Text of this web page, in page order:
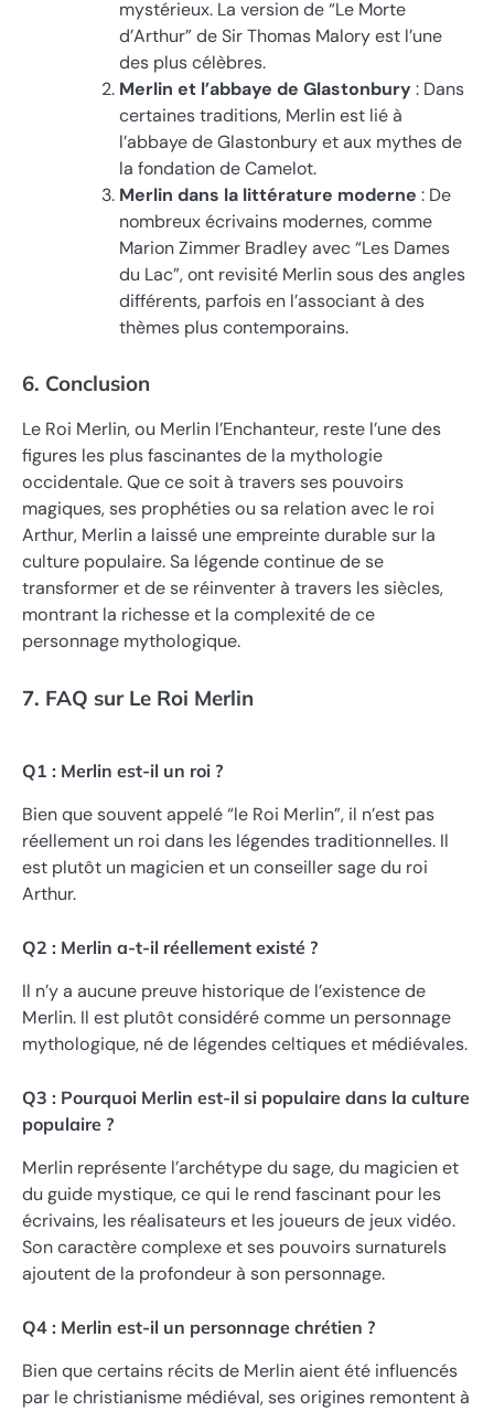
mystérieux. La version de “Le Morte
d’Arthur” de Sir Thomas Malory est l’une
des plus célèbres.
Merlin et l’abbaye de Glastonbury: Dans
certaines traditions, Merlin est lié à
l’abbaye de Glastonbury et aux mythes de
la fondation de Camelot.
Merlin dans la littérature moderne : De
nombreux écrivains modernes, comme
Marion Zimmer Bradley avec “Les Dames
du Lac”, ont revisité Merlin sous des angles
différents, parfois en l’associant à des
thèmes plus contemporains.
6. Conclusion
Le Roi Merlin, ou Merlin l’Enchanteur, reste l’une des
figures les plus fascinantes de la mythologie
occidentale. Que ce soit à travers ses pouvoirs
magiques, ses prophéties ou sa relation avec le roi
Arthur, Merlin a laissé une empreinte durable sur la
culture populaire. Sa légende continue de se
transformer et de se réinventer à travers les siècles,
montrant la richesse et la complexité de ce
personnage mythologique.
7. FAQ sur Le Roi Merlin
Q1 : Merlin est-il un roi ?
Bien que souvent appelé “le Roi Merlin”, il n’est pas
réellement un roi dans les légendes traditionnelles. Il
est plutôt un magicien et un conseiller sage du roi
Arthur.
Q2 : Merlin a-t-il réellement existé ?
Il n’y a aucune preuve historique de l’existence de
Merlin. Il est plutôt considéré comme un personnage
mythologique, né de légendes celtiques et médiévales.
Q3 : Pourquoi Merlin est-il si populaire dans la culture
populaire ?
Merlin représente l’archétype du sage, du magicien et
du guide mystique, ce qui le rend fascinant pour les
écrivains, les réalisateurs et les joueurs de jeux vidéo.
Son caractère complexe et ses pouvoirs surnaturels
ajoutent de la profondeur à son personnage.
Q4 : Merlin est-il un personnage chrétien ?
Bien que certains récits de Merlin aient été influencés
par le christianisme médiéval, ses origines remontent à